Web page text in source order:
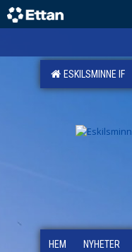
ESKILSMINNE IF
HEM NYHETER